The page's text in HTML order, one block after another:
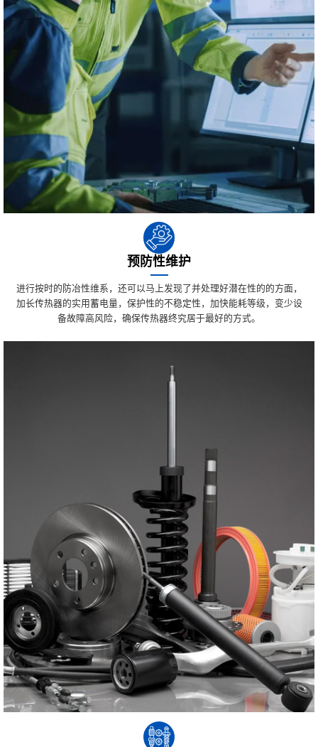
预防性维护
进行按时的防冶性维系，还可以马上发现了并处理好潜在性的的方面，
加长传热器的实用蓄电量，保护性的不稳定性，加快能耗等级，变少设
备故障高风险，确保传热器终究居于最好的方式。